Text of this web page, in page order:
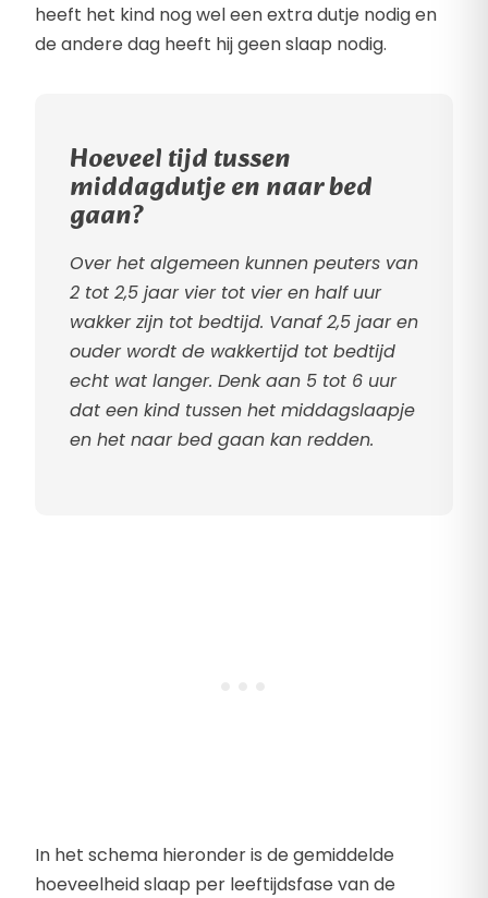
heeft het kind nog wel een extra dutje nodig en
de andere dag heeft hij geen slaap nodig.
Hoeveel tijd tussen
middagdutje en naar bed
gaan?
Over het algemeen kunnen peuters van
2 tot 2,5 jaar vier tot vier en half uur
wakker zijn tot bedtijd. Vanaf 2,5 jaar en
ouder wordt de wakkertijd tot bedtijd
echt wat langer. Denk aan 5 tot 6 uur
dat een kind tussen het middagslaapje
en het naar bed gaan kan redden.
In het schema hieronder is de gemiddelde
hoeveelheid slaap per leeftijdsfase van de